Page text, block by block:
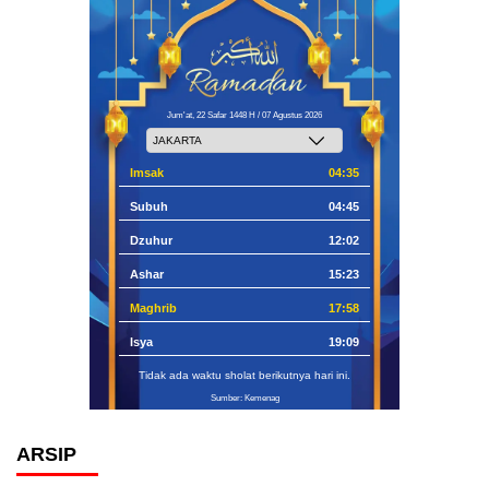
Jum'at, 22 Safar 1448 H / 07 Agustus 2026
Imsak 04:35
Subuh 04:45
Dzuhur 12:02
Ashar 15:23
Maghrib 17:58
Isya 19:09
Tidak ada waktu sholat berikutnya hari ini.
Sumber: Kemenag
ARSIP